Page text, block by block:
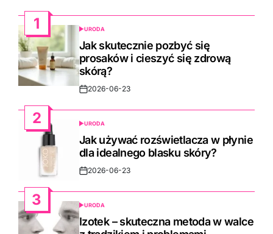
1
POSTED
IN
URODA
Jak skutecznie pozbyć się
prosaków i cieszyć się zdrową
skórą?
Post2026-06-23
2
POSTED
IN
URODA
Jak używać rozświetlacza w płynie
dla idealnego blasku skóry?
Post2026-06-23
3
POSTED
IN
URODA
Izotek – skuteczna metoda w walce